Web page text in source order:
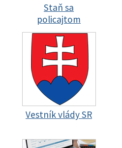
Staň sa
policajtom
Vestník vlády SR